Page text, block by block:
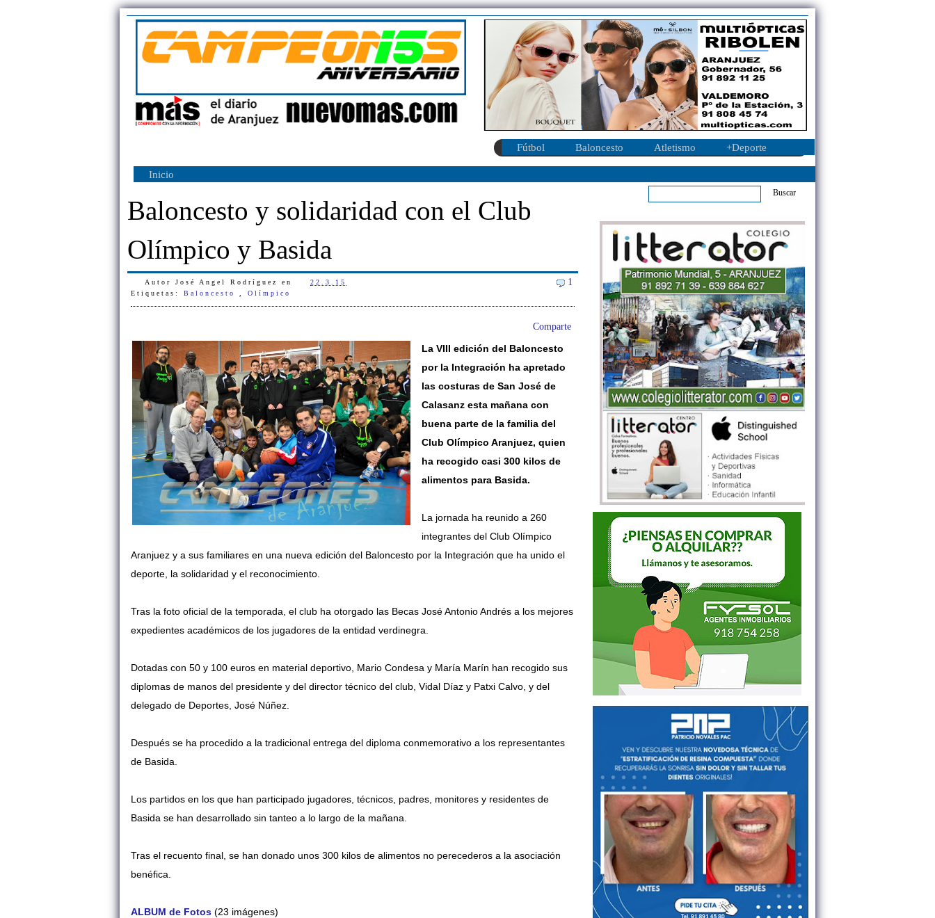
Fútbol Baloncesto Atletismo +Deporte
Inicio
Baloncesto y solidaridad con el Club
Olímpico y Basida
Autor José Angel Rodríguez en 22.3.15 1
Etiquetas: Baloncesto Olímpico
Comparte
La VIII edición del Baloncesto
por la Integración ha apretado
las costuras de San José de
Calasanz esta mañana con
buena parte de la familia del
Club Olímpico Aranjuez, quien
ha recogido casi 300 kilos de
alimentos para Basida.
La jornada ha reunido a 260
integrantes del Club Olímpico
Aranjuez y a sus familiares en una nueva edición del Baloncesto por la Integración que ha unido el
deporte, la solidaridad y el reconocimiento.
Tras la foto oficial de la temporada, el club ha otorgado las Becas José Antonio Andrés a los mejores
expedientes académicos de los jugadores de la entidad verdinegra.
Dotadas con 50 y 100 euros en material deportivo, Mario Condesa y María Marín han recogido sus
diplomas de manos del presidente y del director técnico del club, Vidal Díaz y Patxi Calvo, y del
delegado de Deportes, José Núñez.
Después se ha procedido a la tradicional entrega del diploma conmemorativo a los representantes
de Basida.
Los partidos en los que han participado jugadores, técnicos, padres, monitores y residentes de
Basida se han desarrollado sin tanteo a lo largo de la mañana.
Tras el recuento final, se han donado unos 300 kilos de alimentos no perecederos a la asociación
benéfica.
ALBUM de Fotos (23 imágenes)